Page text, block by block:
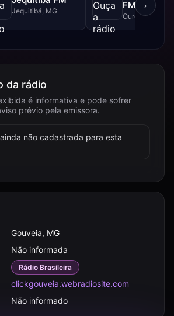
Jequitibá, MG
FM - 102.5
Ouro Branco,
›
da rádio
é informativa e pode sofrer
prévio pela emissora.
não cadastrada para esta
Gouveia, MG
Não informada
Rádio Brasileira
clickgouveia.webradiosite.com
Não informado